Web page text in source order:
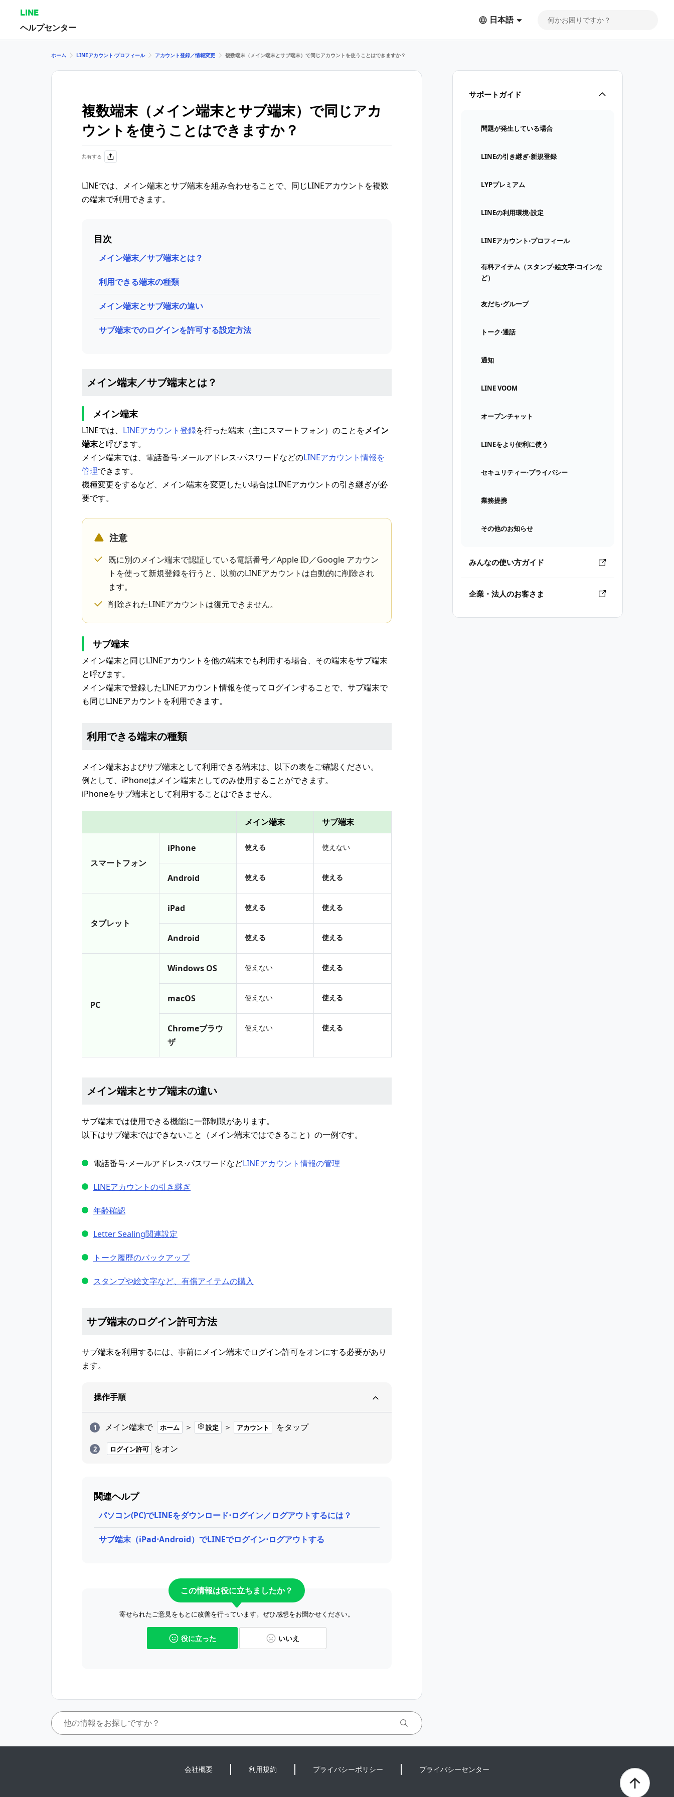
LINE
ヘルプセンター
日本語
サポートガイド
問題が発生している場合
LINEの引き継ぎ⋅新規登録
LYPプレミアム
LINEの利用環境⋅設定
LINEアカウント⋅プロフィール
有料アイテム（スタンプ⋅絵文字⋅コインな
ど）
友だち⋅グループ
トーク⋅通話
通知
LINE VOOM
オープンチャット
LINEをより便利に使う
セキュリティー⋅プライバシー
業務提携
その他のお知らせ
みんなの使い方ガイド
企業・法人のお客さま
ホーム LINEアカウント⋅プロフィール アカウント登録／情報変更 複数端末（メイン端末とサブ端末）で同じアカウントを使うことはできますか？
複数端末（メイン端末とサブ端末）で同じアカ
ウントを使うことはできますか？
共有する
LINEでは、メイン端末とサブ端末を組み合わせることで、同じLINEアカウントを複数
の端末で利用できます。
目次
メイン端末／サブ端末とは？
利用できる端末の種類
メイン端末とサブ端末の違い
サブ端末でのログインを許可する設定方法
メイン端末／サブ端末とは？
メイン端末
LINEでは、 LINEアカウント登録を行った端末（主にスマートフォン）のことをメイン
端末と呼びます。
メイン端末では、電話番号⋅メールアドレス⋅パスワードなどのLINEアカウント情報を
管理できます。
機種変更をするなど、メイン端末を変更したい場合はLINEアカウントの引き継ぎが必
要です。
注意
既に別のメイン端末で認証している電話番号／Apple ID／Google アカウン
トを使って新規登録を行うと、以前のLINEアカウントは自動的に削除され
ます。
削除されたLINEアカウントは復元できません。
サブ端末
メイン端末と同じLINEアカウントを他の端末でも利用する場合、その端末をサブ端末
と呼びます。
メイン端末で登録したLINEアカウント情報を使ってログインすることで、サブ端末で
も同じLINEアカウントを利用できます。
利用できる端末の種類
メイン端末およびサブ端末として利用できる端末は、以下の表をご確認ください。
例として、iPhoneはメイン端末としてのみ使用することができます。
iPhoneをサブ端末として利用することはできません。
メイン端末 サブ端末
スマートフォン
iPhone 使える 使えない
Android 使える 使える
タブレット
iPad 使える 使える
Android 使える 使える
PC
Windows OS 使えない 使える
macOS 使えない 使える
Chromeブラウ
ザ
使えない 使える
メイン端末とサブ端末の違い
サブ端末では使用できる機能に一部制限があります。
以下はサブ端末ではできないこと（メイン端末ではできること）の一例です。
電話番号⋅メールアドレス⋅パスワードなどLINEアカウント情報の管理
LINEアカウントの引き継ぎ
年齢確認
Letter Sealing関連設定
トーク履歴のバックアップ
スタンプや絵文字など、有償アイテムの購入
サブ端末のログイン許可方法
サブ端末を利用するには、事前にメイン端末でログイン許可をオンにする必要があり
ます。
操作手順
メイン端末で ホーム ＞ 設定 ＞ アカウント をタップ
ログイン許可 をオン
関連ヘルプ
パソコン(PC)でLINEをダウンロード⋅ログイン／ログアウトするには？
サブ端末（iPad⋅Android）でLINEでログイン⋅ログアウトする
この情報は役に立ちましたか？
寄せられたご意見をもとに改善を行っています。ぜひ感想をお聞かせください。
役に立った いいえ
会社概要 利用規約 プライバシーポリシー プライバシーセンター